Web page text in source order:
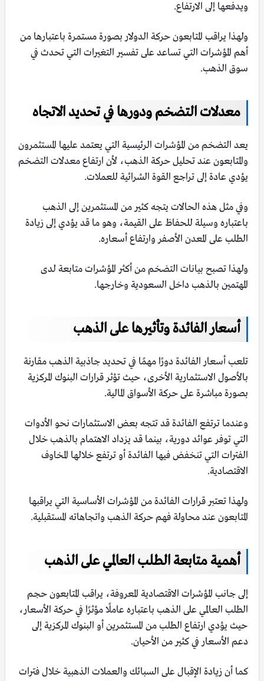
ويدفعها إلى الارتفاع.
ولهذا يراقب المتابعون حركة الدولار بصورة مستمرة باعتبارها من
أهم المؤشرات التي تساعد على تفسير التغيرات التي تحدث في
سوق الذهب.
معدلات التضخم ودورها في تحديد الاتجاه
يعد التضخم من المؤشرات الرئيسية التي يعتمد عليها المستثمرون
والمتابعون عند تحليل حركة الذهب، لأن ارتفاع معدلات التضخم
يؤدي عادة إلى تراجع القوة الشرائية للعملات.
وفي مثل هذه الحالات يتجه كثير من المستثمرين إلى الذهب
باعتباره وسيلة للحفاظ على القيمة، وهو ما قد يؤدي إلى زيادة
الطلب على المعدن الأصفر وارتفاع أسعاره.
ولهذا تصبح بيانات التضخم من أكثر المؤشرات متابعة لدى
المهتمين بالذهب داخل السعودية وخارجها.
أسعار الفائدة وتأثيرها على الذهب
تلعب أسعار الفائدة دورًا مهمًا في تحديد جاذبية الذهب مقارنة
بالأصول الاستثمارية الأخرى، حيث تؤثر قرارات البنوك المركزية
بصورة مباشرة على حركة الأسواق المالية.
وعندما ترتفع الفائدة قد تتجه بعض الاستثمارات نحو الأدوات
التي توفر عوائد دورية، بينما قد يزداد الاهتمام بالذهب خلال
الفترات التي تنخفض فيها الفائدة أو ترتفع خلالها المخاوف
الاقتصادية.
ولهذا تعتبر قرارات الفائدة من المؤشرات الأساسية التي يراقبها
المتابعون عند محاولة فهم حركة الذهب واتجاهاته المستقبلية.
أهمية متابعة الطلب العالمي على الذهب
إلى جانب المؤشرات الاقتصادية المعروفة، يراقب المتابعون حجم
الطلب العالمي على الذهب باعتباره عاملًا مؤثرًا في حركة الأسعار،
حيث يؤدي ارتفاع الطلب من المستثمرين أو البنوك المركزية إلى
دعم الأسعار في كثير من الأحيان.
كما أن زيادة الإقبال على السبائك والعملات الذهبية خلال فترات